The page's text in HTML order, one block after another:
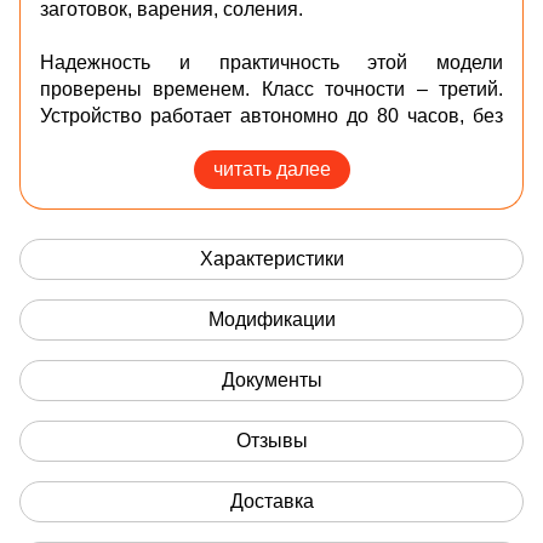
заготовок, варения, соления.
Надежность и практичность этой модели
проверены временем. Класс точности – третий.
Устройство работает автономно до 80 часов, без
Весы имеют 2 дисплея - продавец/покупатель
Модификации модели:
- 3кг / 1гр / 210х175 мм
- 6кг / 2гр / 210х175 мм
- 15кг / 5гр / 210х175 мм
- 30кг / 10гр / 210х175 мм
Порционные весы (весы простого взвешивания
или фасовочные весы), также как и торговые
весы, используются во всем мире повсеместно.
Они применяются во всех областях, где требуется
читать далее
Характеристики
Модификации
Документы
Отзывы
Доставка